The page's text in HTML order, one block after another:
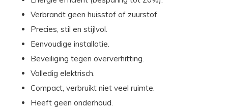
Verbrandt geen huisstof of zuurstof.
Precies, stil en stijlvol.
Eenvoudige installatie.
Beveiliging tegen oververhitting.
Volledig elektrisch.
Compact, verbruikt niet veel ruimte.
Heeft geen onderhoud.